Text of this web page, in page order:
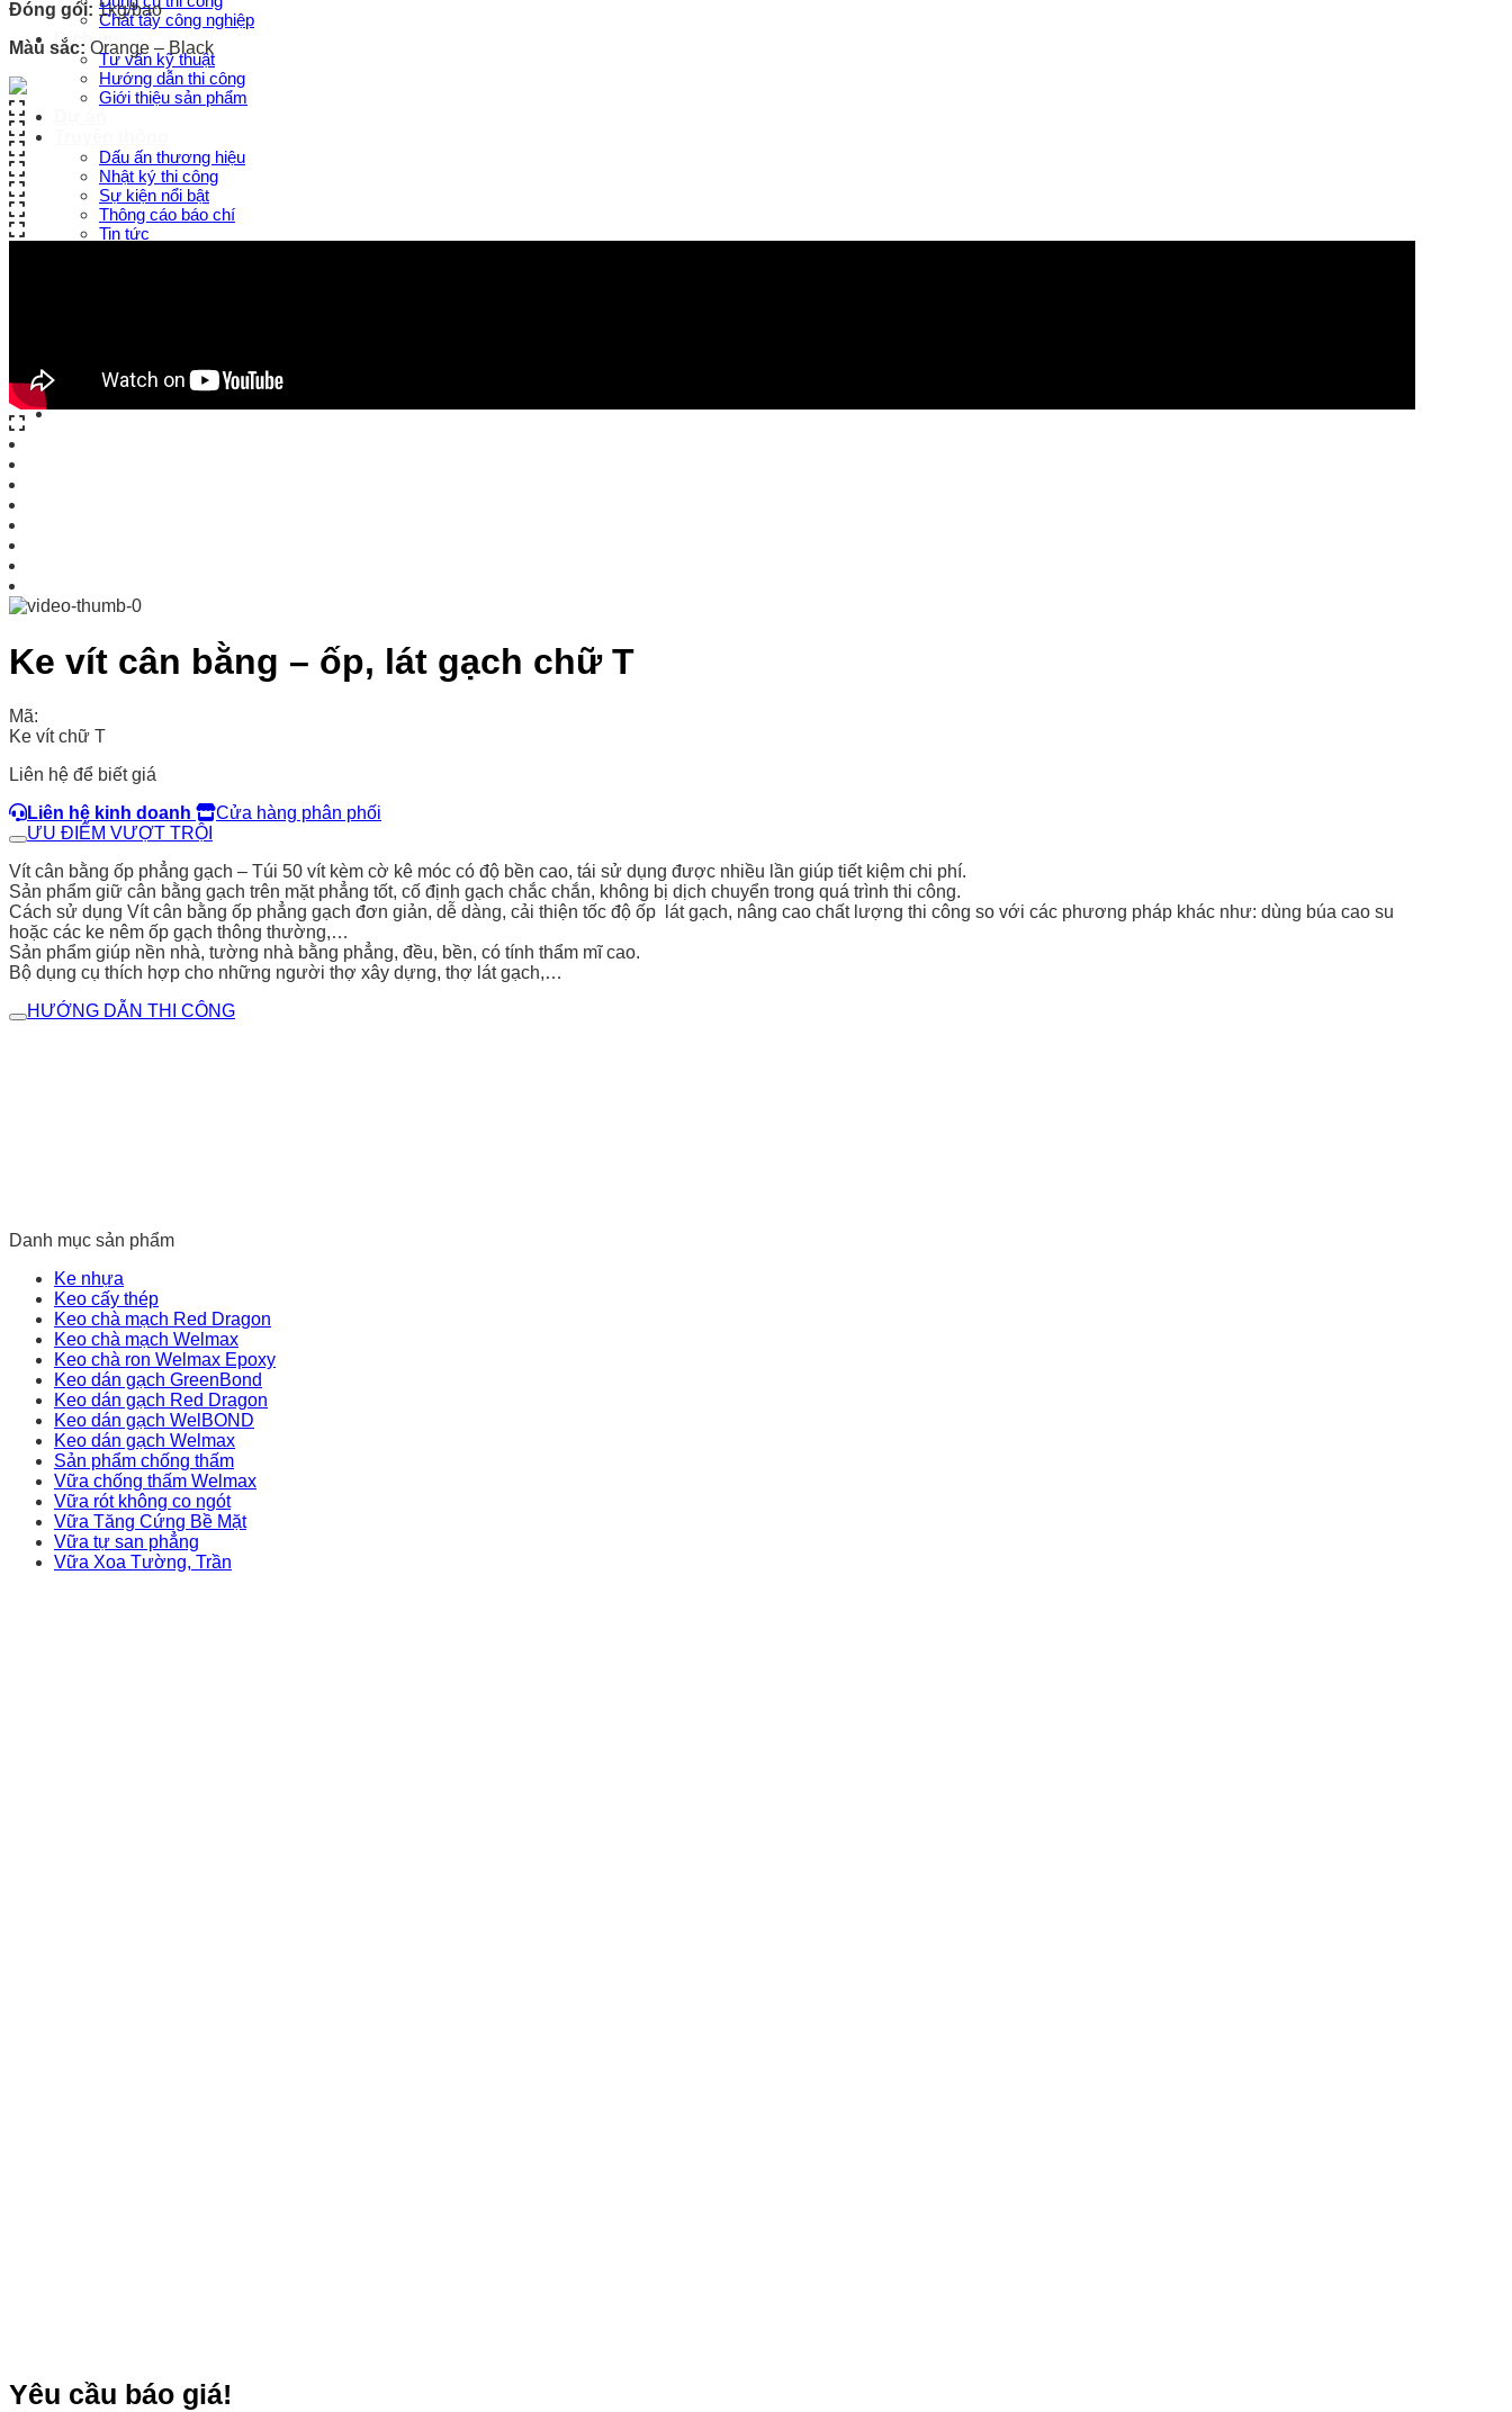
Chất tẩy công nghiệp
Dịch vụ
Tư vấn kỹ thuật
Hướng dẫn thi công
Giới thiệu sản phẩm
Dấu ấn thương hiệu
Nhật ký thi công
Sự kiện nổi bật
Thông cáo báo chí
Tin tức
Đóng gói: 1kg/bao
Màu sắc: Orange – Black
Ke vít cân bằng – ốp, lát gạch chữ T
Mã:
Ke vít chữ T
Liên hệ để biết giá
Liên hệ kinh doanh
Cửa hàng phân phối
ƯU ĐIỂM VƯỢT TRỘI
Vít cân bằng ốp phẳng gạch – Túi 50 vít kèm cờ kê móc có độ bền cao, tái sử dụng được nhiều lần giúp tiết kiệm chi phí.
Sản phẩm giữ cân bằng gạch trên mặt phẳng tốt, cố định gạch chắc chắn, không bị dịch chuyển trong quá trình thi công.
Cách sử dụng Vít cân bằng ốp phẳng gạch đơn giản, dễ dàng, cải thiện tốc độ ốp lát gạch, nâng cao chất lượng thi công so với các phương pháp khác như: dùng búa cao su
hoặc các ke nêm ốp gạch thông thường,…
Sản phẩm giúp nền nhà, tường nhà bằng phẳng, đều, bền, có tính thẩm mĩ cao.
Bộ dụng cụ thích hợp cho những người thợ xây dựng, thợ lát gạch,…
HƯỚNG DẪN THI CÔNG
Danh mục sản phẩm
Ke nhựa
Keo cấy thép
Keo chà mạch Red Dragon
Keo chà mạch Welmax
Keo chà ron Welmax Epoxy
Keo dán gạch GreenBond
Keo dán gạch Red Dragon
Keo dán gạch WelBOND
Keo dán gạch Welmax
Sản phẩm chống thấm
Vữa chống thấm Welmax
Vữa rót không co ngót
Vữa Tăng Cứng Bề Mặt
Vữa tự san phẳng
Vữa Xoa Tường, Trần
Yêu cầu báo giá!